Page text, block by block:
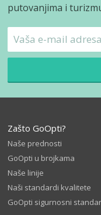
putovanjima i
Zašto GoOpti?
Naše prednosti
GoOpti u brojkama
Naše linije
Naši standardi kvalitete
GoOpti sigurnosni